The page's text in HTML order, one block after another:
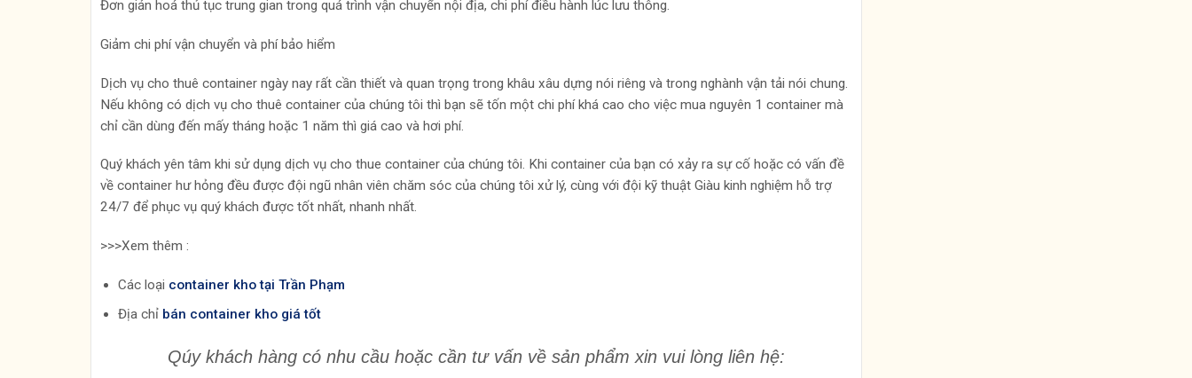
Đơn giản hoá thủ tục trung gian trong quá trình vận chuyển nội địa, chi phí điều hành lúc lưu thông.
Giảm chi phí vận chuyển và phí bảo hiểm
Dịch vụ cho thuê container ngày nay rất cần thiết và quan trọng trong khâu xâu dựng nói riêng và trong nghành vận tải nói chung.
Nếu không có dịch vụ cho thuê container của chúng tôi thì bạn sẽ tốn một chi phí khá cao cho việc mua nguyên 1 container mà
chỉ cần dùng đến mấy tháng hoặc 1 năm thì giá cao và hơi phí.
Quý khách yên tâm khi sử dụng dịch vụ cho thue container của chúng tôi. Khi container của bạn có xảy ra sự cố hoặc có vấn đề
về container hư hỏng đều được đội ngũ nhân viên chăm sóc của chúng tôi xử lý, cùng với đội kỹ thuật Giàu kinh nghiệm hỗ trợ
24/7 để phục vụ quý khách được tốt nhất, nhanh nhất.
>>>Xem thêm :
Các loại container kho tại Trần Phạm
Địa chỉ bán container kho giá tốt
Qúy khách hàng có nhu cầu hoặc cần tư vấn về sản phẩm xin vui lòng liên hệ: